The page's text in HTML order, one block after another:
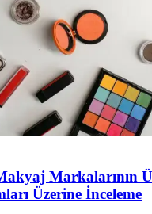
Markalarının
Üzerine İnceleme